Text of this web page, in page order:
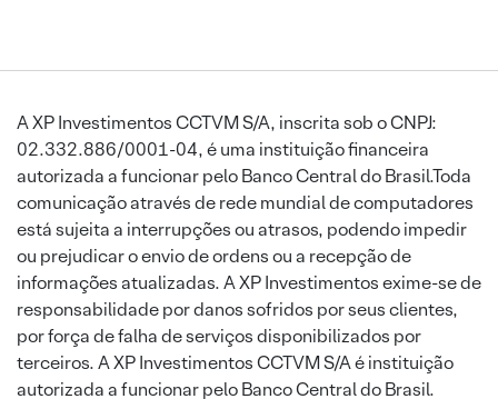
A XP Investimentos CCTVM S/A, inscrita sob o CNPJ:
02.332.886/0001-04, é uma instituição financeira
autorizada a funcionar pelo Banco Central do Brasil.Toda
comunicação através de rede mundial de computadores
está sujeita a interrupções ou atrasos, podendo impedir
ou prejudicar o envio de ordens ou a recepção de
informações atualizadas. A XP Investimentos exime-se de
responsabilidade por danos sofridos por seus clientes,
por força de falha de serviços disponibilizados por
terceiros. A XP Investimentos CCTVM S/A é instituição
autorizada a funcionar pelo Banco Central do Brasil.